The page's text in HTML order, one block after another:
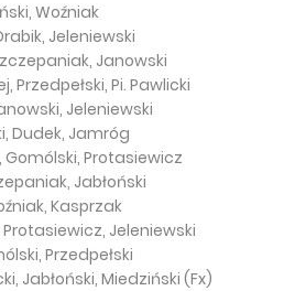
Woźniak
Jeleniewski
Janowski
Przedpełski, Pi. Pawlicki
Jeleniewski
Dudek, Jamróg
Gomólski, Protasiewicz
Jabłoński
Kasprzak
Jeleniewski
Przedpełski
Jabłoński, Miedziński (Fx)